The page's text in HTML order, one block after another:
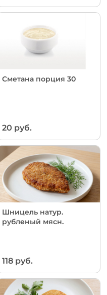
Сметана порция 30
20 руб.
Шницель натур.
рубленый мясн.
118 руб.